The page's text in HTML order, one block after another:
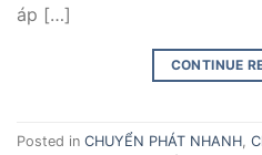
áp […]
CONTINUE
Posted in CHUYỂN PHÁT NHANH